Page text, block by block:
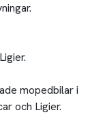
mopedbilar i
och Ligier.